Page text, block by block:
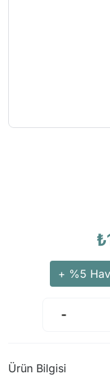
+ %5
Ürün Bilgisi